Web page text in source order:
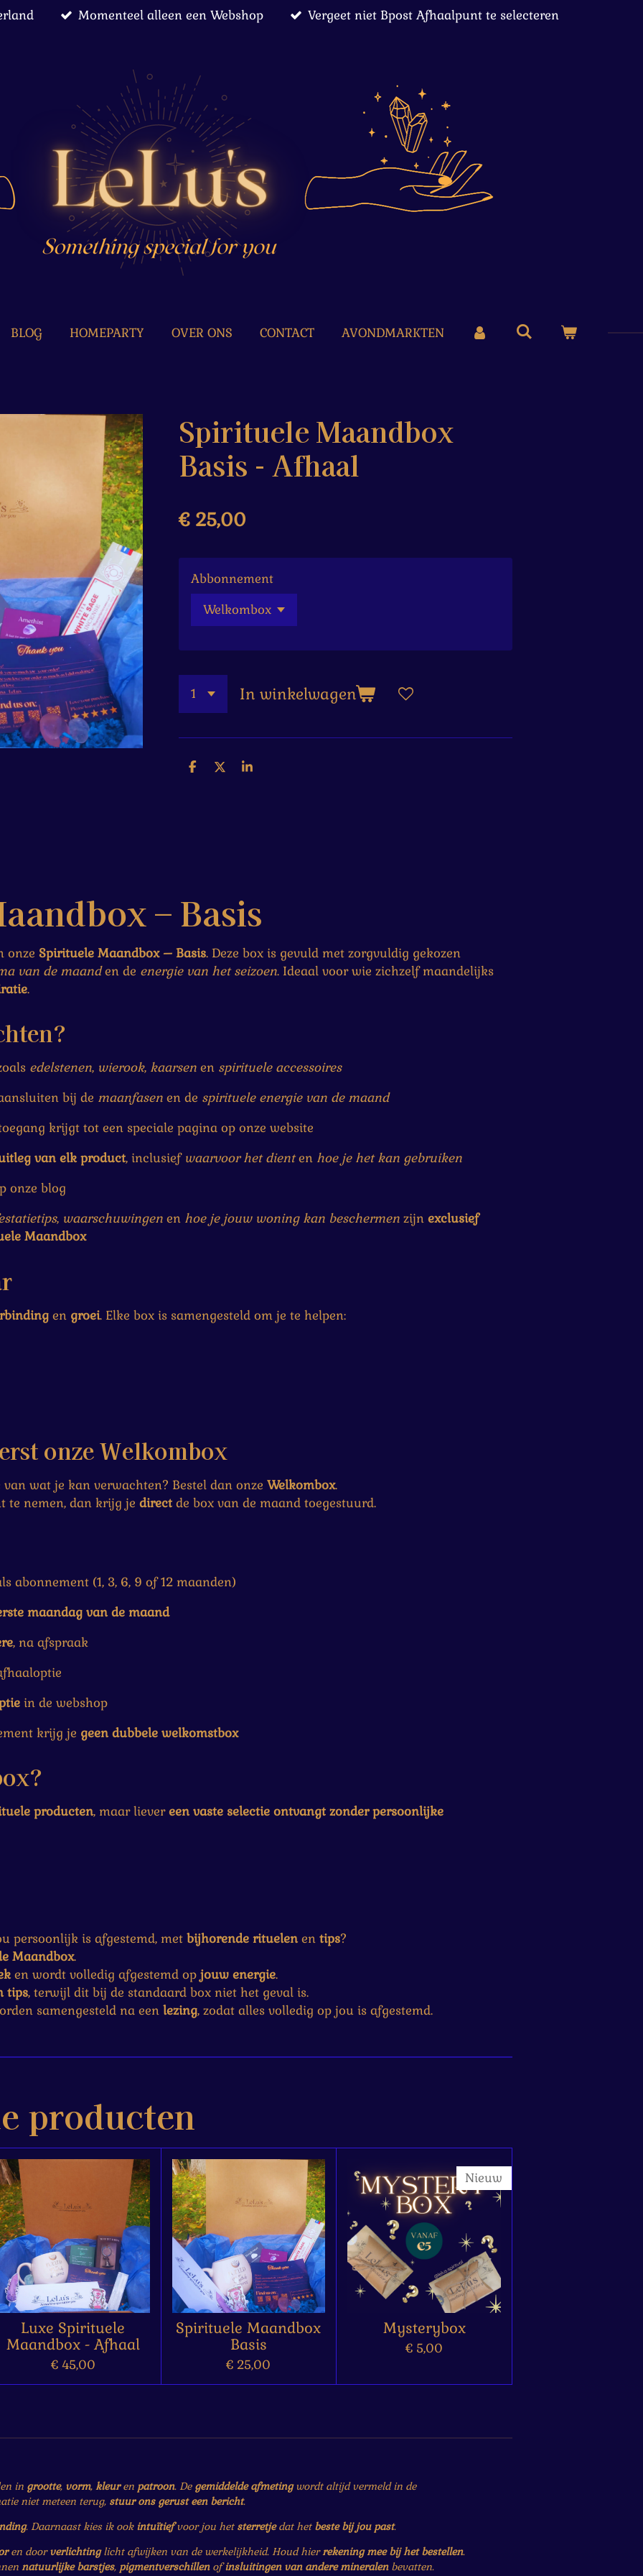
Momenteel alleen een Webshop Vergeet niet Bpost Afhaalpunt te selecteren
BLOG HOMEPARTY OVER ONS CONTACT AVONDMARKTEN
Spirituele Maandbox
Basis - Afhaal
€ 25,00
Abbonnement
In winkelwagen
D
D
S
– Basis
onze Spirituele Maandbox – Basis. Deze box is gevuld met zorgvuldig gekozen
van de maanden de energie van het seizoen. Ideaal voor wie zichzelf maandelijks
.
edelstenen, wierook, kaarsenen spirituele accessoires
bij de maanfasenen de spirituele energie van de maand
krijgt tot een speciale pagina op onze website
van elk product, inclusief waarvoor het dienten hoe je het kan gebruiken
onze blog
, waarschuwingenen hoe je jouw woning kan beschermenzijn exclusief
Maandbox
en groei. Elke box is samengesteld om je te helpen:
onze Welkombox
wat je kan verwachten? Bestel dan onze Welkombox.
te nemen, dan krijg je direct de box van de maand toegestuurd.
abonnement (1, 3, 6, 9 of 12 maanden)
maandag van de maand
, na afspraak
in de webshop
krijg je geen dubbele welkomstbox
producten, maar lievereen vaste selectie ontvangt zonder persoonlijke
persoonlijk is afgestemd, met bijhorende rituelenen tips?
Maandbox.
en wordt volledig afgestemd op jouw energie.
tips, terwijl dit bij de standaard box niet het geval is.
samengesteld na een lezing, zodat alles volledig op jou is afgestemd.
producten
Luxe Spirituele
Maandbox - Afhaal
€ 45,00
Spirituele Maandbox
Basis
€ 25,00
Nieuw
Mysterybox
€ 5,00
in grootte, vorm, kleuren patroon. De gemiddelde afmetingwordt altijd vermeld in de
niet meteen terug, stuur ons gerust een bericht.
. Daarnaast kies ik ook intuïtiefvoor jou het sterretjedat het beste bij jou past.
en doorverlichtinglicht afwijken van de werkelijkheid. Houd hierrekening mee bij het bestellen.
natuurlijke barstjes, pigmentverschillenofinsluitingen van andere mineralenbevatten.